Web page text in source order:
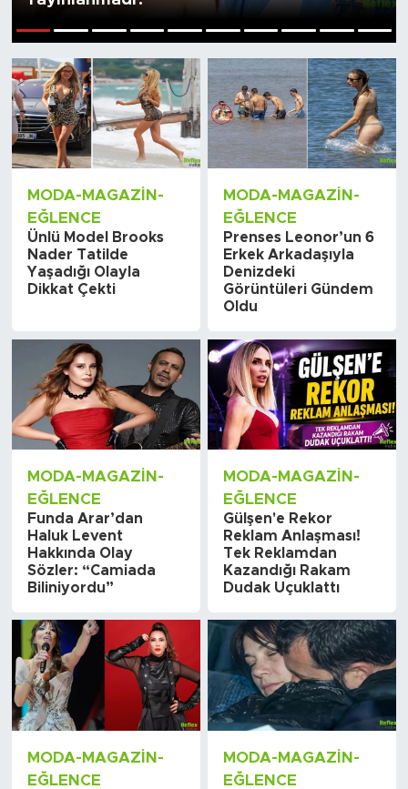
MODA-MAGAZIN-
EĞLENCE
Ünlü Model Brooks
Nader Tatilde
Yaşadığı Olayla
Dikkat Çekti
MODA-MAGAZIN-
EĞLENCE
Prenses Leonor’un 6
Erkek Arkadaşıyla
Denizdeki
Görüntüleri Gündem
Oldu
MODA-MAGAZIN-
EĞLENCE
Funda Arar’dan
Haluk Levent
Hakkında Olay
Sözler: “Camiada
Biliniyordu”
MODA-MAGAZIN-
EĞLENCE
Gülşen'e Rekor
Reklam Anlaşması!
Tek Reklamdan
Kazandığı Rakam
Dudak Uçuklattı
MODA-MAGAZIN-
EĞLENCE
MODA-MAGAZIN-
EĞLENCE
Sanat
Spor
Teknoloji